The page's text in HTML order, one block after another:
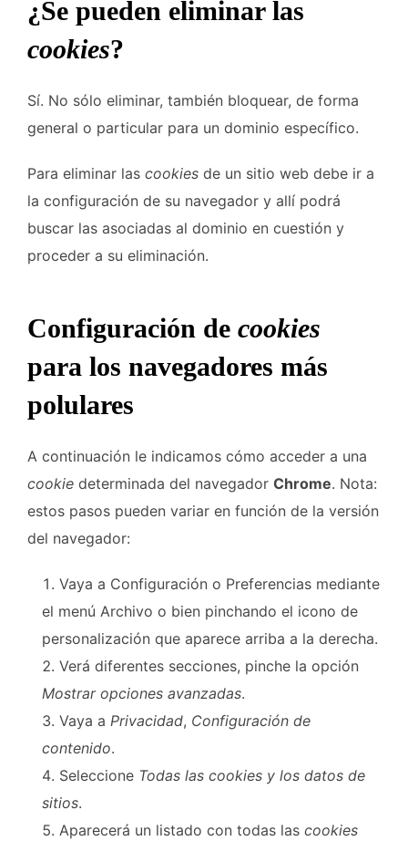
¿Se pueden eliminar las
cookies?
Sí. No sólo eliminar, también bloquear, de forma
general o particular para un dominio específico.
Para eliminar las cookies de un sitio web debe ir a
la configuración de su navegador y allí podrá
buscar las asociadas al dominio en cuestión y
proceder a su eliminación.
Configuración de cookies
para los navegadores más
polulares
A continuación le indicamos cómo acceder a una
cookie determinada del navegador Chrome. Nota:
estos pasos pueden variar en función de la versión
del navegador:
Vaya a Configuración o Preferencias mediante
el menú Archivo o bien pinchando el icono de
personalización que aparece arriba a la derecha.
Verá diferentes secciones, pinche la opción
Mostrar opciones avanzadas.
Vaya a Privacidad, Configuración de
contenido.
Seleccione Todas las cookies y los datos de
sitios.
Aparecerá un listado con todas las cookies